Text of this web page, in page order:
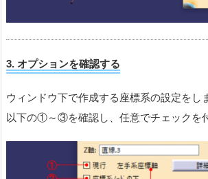
3. オプションを確認する
ウィンドウ下で作成する座標系の設定をし
以下の①～③を確認し、任意でチェックを